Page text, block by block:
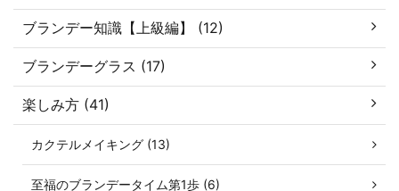
ブランデー知識【上級編】 (12)
ブランデーグラス (17)
楽しみ方 (41)
カクテルメイキング (13)
至福のブランデータイム第1歩 (6)